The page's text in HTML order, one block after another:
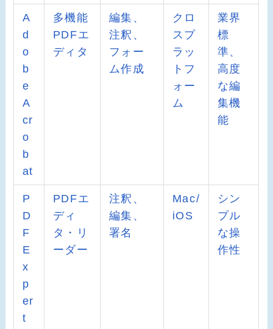
A
d
o
b
e
A
cr
o
b
at
多機能
PDFエ
ディタ
編集、
注釈、
フォー
ム作成
クロ
スプ
ラッ
トフ
ォー
ム
業界
標
準、
高度
な編
集機
能
P
D
F
E
x
p
er
t
PDFエ
ディ
タ・リ
ーダー
注釈、
編集、
署名
Mac/
iOS
シン
プル
な操
作性